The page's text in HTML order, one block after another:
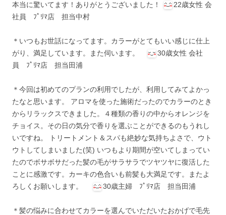
本当に驚いてます！ありがとうございました！
22歳女性 会
社員 ﾌﾟﾘﾏ店 担当中村
＊いつもお世話になってます。カラーがとてもいい感じに仕上
がり、満足しています。また伺います。
30歳女性 会社
員 ﾌﾟﾘﾏ店 担当田浦
＊今回は初めてのプランの利用でしたが、利用してみてよかっ
たなと思います。 アロマを使った施術だったのでカラーのとき
からリラックスできました。４種類の香りの中からオレンジを
チョイス。その日の気分で香りを選ぶことができるのもうれし
いですね。 トリートメント＆スパも絶妙な気持ちよさで、ウト
ウトしてしまいました(笑) いつもより期間が空いてしまってい
たのでボサボサだった髪の毛がサラサラでツヤツヤに復活した
ことに感激です。カーキの色合いも前髪も大満足です。またよ
ろしくお願いします。
30歳主婦 ﾌﾟﾘﾏ店 担当田浦
＊髪の悩みに合わせてカラーを選んでいただいたおかげで毛先